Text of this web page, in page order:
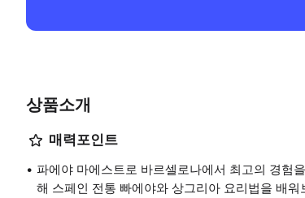
상품소개
매력포인트
파에야 마에스트로 바르셀로나에서 최고의 경험
해 스페인 전통 빠에야와 상그리아 요리법을 배워